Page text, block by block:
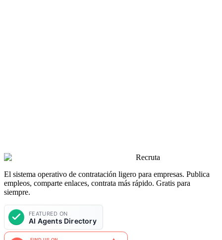
Recruta
El sistema operativo de contratación ligero para empresas. Publica
empleos, comparte enlaces, contrata más rápido. Gratis para
siempre.